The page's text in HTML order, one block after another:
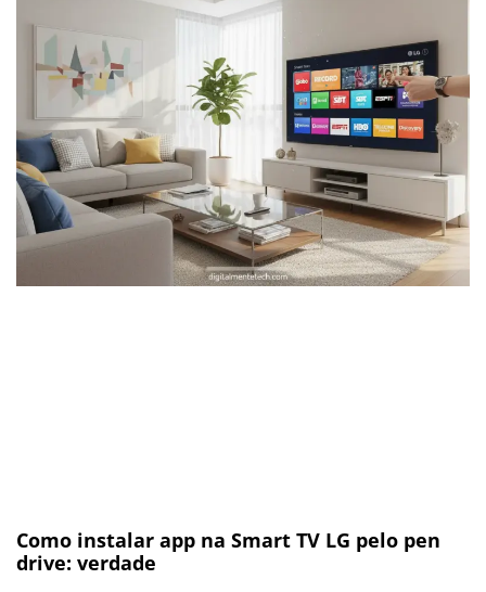
Como instalar app na Smart TV LG pelo pen
drive: verdade